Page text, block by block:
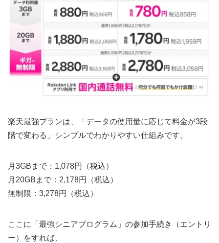
楽天最強プランは、「データの使用量に応じて料金が3段
階で変わる」シンプルでわかりやすい仕組みです。
月3GBまで：1,078円（税込）
月20GBまで：2,178円（税込）
無制限：3,278円（税込）
ここに「最強シニアプログラム」の参加手続き（エントリ
ー）をすれば、